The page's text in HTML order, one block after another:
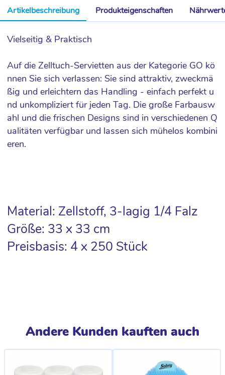
Artikelbeschreibung Produkteigenschaften
Vielseitig & Praktisch
Auf die Zelltuch-Servietten aus der Kategorie GO kö
nnen Sie sich verlassen: Sie sind attraktiv, zweckmä
ßig und erleichtern das Handling - einfach perfekt u
nd unkompliziert für jeden Tag. Die große Farbausw
ahl und die frischen Designs sind in verschiedenen Q
ualitäten verfügbar und lassen sich mühelos kombini
eren.
Material: Zellstoff, 3-lagig 1/4 Falz
Größe: 33 x 33 cm
Preisbasis: 4 x 250 Stück
Andere Kunden kauften auch